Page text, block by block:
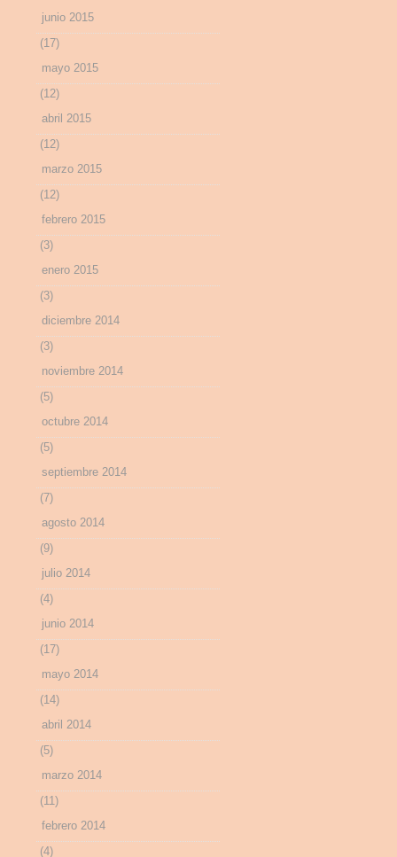
junio 2015
(17)
mayo 2015
(12)
abril 2015
(12)
marzo 2015
(12)
febrero 2015
(3)
enero 2015
(3)
diciembre 2014
(3)
noviembre 2014
(5)
octubre 2014
(5)
septiembre 2014
(7)
agosto 2014
(9)
julio 2014
(4)
junio 2014
(17)
mayo 2014
(14)
abril 2014
(5)
marzo 2014
(11)
febrero 2014
(4)